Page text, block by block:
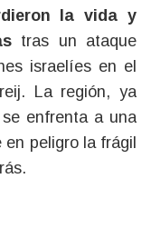
la vida y
tras un ataque
israelíes en el
La región, ya
enfrenta a una
peligro la frágil